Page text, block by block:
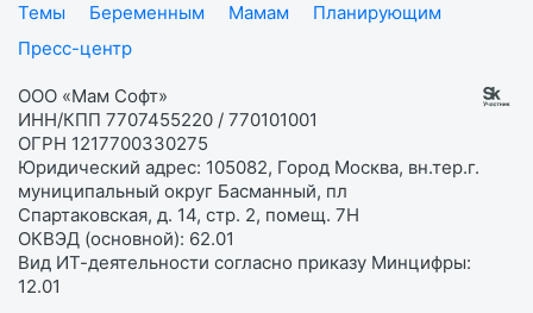
Темы
Беременным Мамам
Планирующим
Пресс-центр
ООО «Мам Софт»
ИНН/КПП 7707455220 / 770101001
ОГРН 1217700330275
Юридический адрес: 105082, Город Москва, вн.тер.г.
муниципальный округ Басманный, пл
Спартаковская, д. 14, стр. 2, помещ. 7Н
ОКВЭД (основной): 62.01
Вид ИТ-деятельности согласно приказу Минцифры:
12.01